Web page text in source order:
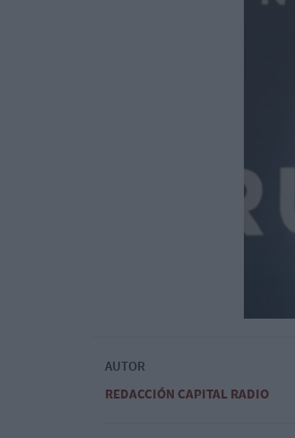
AUTOR
REDACCIÓN CAPITAL RADIO